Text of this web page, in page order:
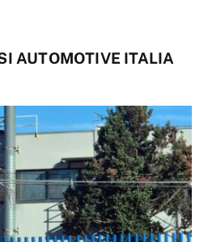
AUTOMOTIVE ITALIA